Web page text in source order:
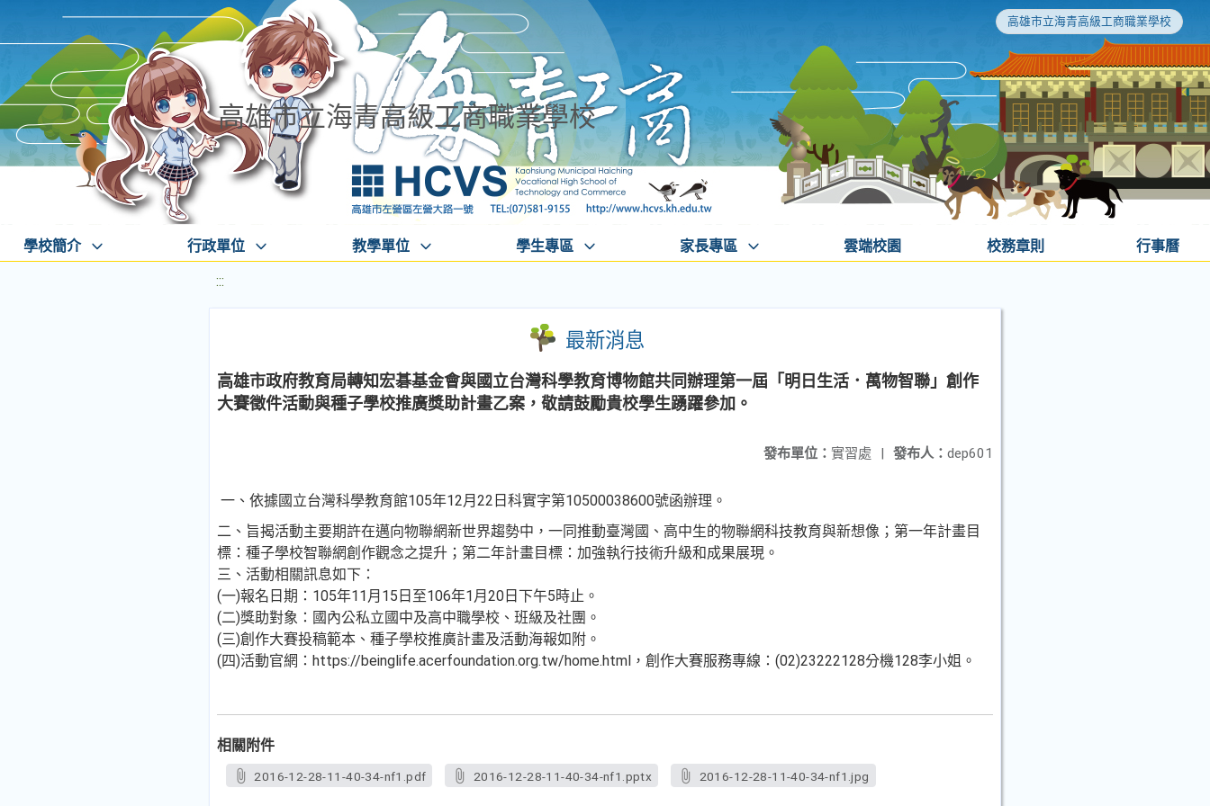
高雄市立海青高級工商職業學校
高雄市立海青高級工商職業學校
學校簡介 行政單位 教學單位 學生專區 家長專區 雲端校園 校務章則 行事曆
:::
最新消息
高雄市政府教育局轉知宏碁基金會與國立台灣科學教育博物館共同辦理第一屆「明日生活．萬物智聯」創作
大賽徵件活動與種子學校推廣獎助計畫乙案，敬請鼓勵貴校學生踴躍參加。
發布人： dep601
發布單位： 實習處 |
一、依據國立台灣科學教育館105年12月22日科實字第10500038600號函辦理。
二、旨揭活動主要期許在邁向物聯網新世界趨勢中，一同推動臺灣國、高中生的物聯網科技教育與新想像；第一年計畫目
標：種子學校智聯網創作觀念之提升；第二年計畫目標：加強執行技術升級和成果展現。
三、活動相關訊息如下：
(一)報名日期：105年11月15日至106年1月20日下午5時止。
(二)獎助對象：國內公私立國中及高中職學校、班級及社團。
(三)創作大賽投稿範本、種子學校推廣計畫及活動海報如附。
(四)活動官網：https://beinglife.acerfoundation.org.tw/home.html，創作大賽服務專線：(02)23222128分機128李小姐。
相關附件
2016-12-28-11-40-34-nf1.pdf 2016-12-28-11-40-34-nf1.pptx 2016-12-28-11-40-34-nf1.jpg